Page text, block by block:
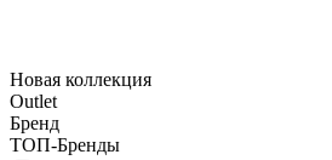
Новая коллекция
Outlet
Бренд
ТОП-Бренды